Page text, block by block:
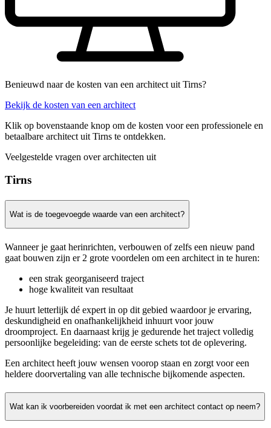
Benieuwd naar de kosten van een architect uit Tirns?
Bekijk de kosten van een architect
Klik op bovenstaande knop om de kosten voor een professionele en
betaalbare architect uit Tirns te ontdekken.
Veelgestelde vragen over architecten uit
Tirns
Wat is de toegevoegde waarde van een architect?
Wanneer je gaat herinrichten, verbouwen of zelfs een nieuw pand
gaat bouwen zijn er 2 grote voordelen om een architect in te huren:
een strak georganiseerd traject
hoge kwaliteit van resultaat
Je huurt letterlijk dé expert in op dit gebied waardoor je ervaring,
deskundigheid en onafhankelijkheid inhuurt voor jouw
droomproject. En daarnaast krijg je gedurende het traject volledig
persoonlijke begeleiding: van de eerste schets tot de oplevering.
Een architect heeft jouw wensen voorop staan en zorgt voor een
heldere doorvertaling van alle technische bijkomende aspecten.
Wat kan ik voorbereiden voordat ik met een architect contact op neem?